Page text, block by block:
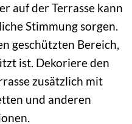
auf der Terrasse kann
Stimmung sorgen.
geschützten Bereich,
ist. Dekoriere den
zusätzlich mit
und anderen